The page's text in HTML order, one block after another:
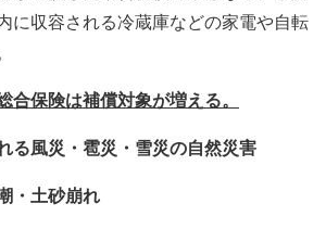
に収容される冷蔵庫などの家電や自転
合保険は補償対象が増える。
る風災・雹災・雪災の自然災害
・土砂崩れ